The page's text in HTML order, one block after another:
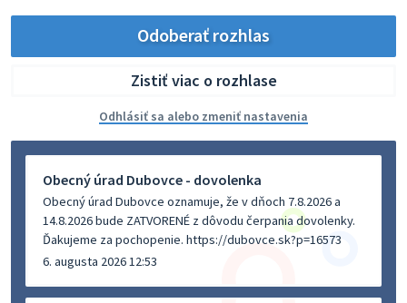
Odoberať rozhlas
Zistiť viac o rozhlase
Odhlásiť sa alebo zmeniť nastavenia
Obecný úrad Dubovce - dovolenka
Obecný úrad Dubovce oznamuje, že v dňoch 7.8.2026 a
14.8.2026 bude ZATVORENÉ z dôvodu čerpania dovolenky.
Ďakujeme za pochopenie. https://dubovce.sk?p=16573
6. augusta 2026 12:53